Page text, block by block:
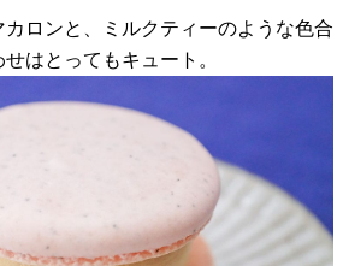
ロンと、ミルクティーのような色合
はとってもキュート。